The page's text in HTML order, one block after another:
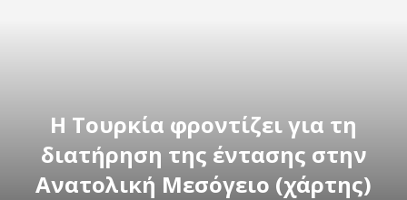
Η Τουρκία φροντίζει για τη
διατήρηση της έντασης στην
Ανατολική Μεσόγειο (χάρτης)